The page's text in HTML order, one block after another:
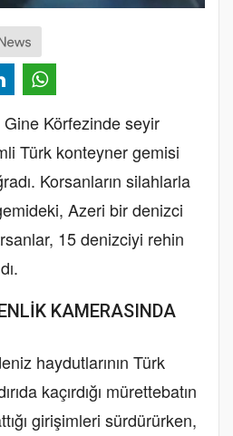
Gine Körfezinde seyir
Türk konteyner gemisi
Korsanların silahlarla
Azeri bir denizci
15 denizciyi rehin
KAMERASINDA
haydutlarının Türk
kaçırdığı mürettebatın
girişimleri sürdürürken,